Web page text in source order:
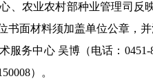
、 农业农村部种业管理司反
面材料须加盖单位公章，并
服务中心 吴博（电话： 0451-
）
。